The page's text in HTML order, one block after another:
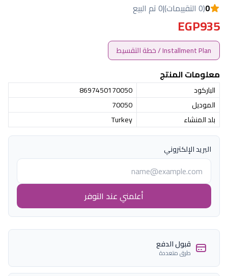
0(0 التقييمات) |0 تم البيع
EGP935
Installment Plan / خطة التقسيط
معلومات المنتج
الباركود
8697450170050
الموديل
70050
بلد المنشاء
Turkey
البريد الإلكتروني
أعلمني عند التوفر
قبول الدفع
طرق متعددة